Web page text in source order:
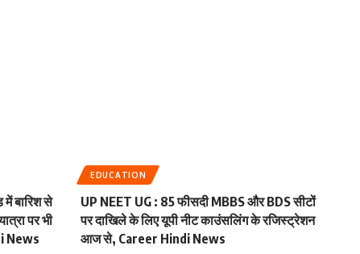
बारिश से
पर भी
News
EDUCATION
UP NEET UG : 85 फीसदी MBBS और BDS सीटों
पर दाखिले के लिए यूपी नीट काउंसलिंग के रजिस्ट्रेशन
आज से, Career Hindi News